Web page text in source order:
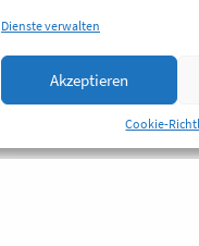
Dienste verwalten
Akzeptieren
Cookie-